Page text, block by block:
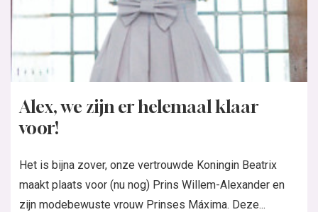
Alex, we zijn er helemaal klaar
voor!
Het is bijna zover, onze vertrouwde Koningin Beatrix
maakt plaats voor (nu nog) Prins Willem-Alexander en
zijn modebewuste vrouw Prinses Máxima. Deze...